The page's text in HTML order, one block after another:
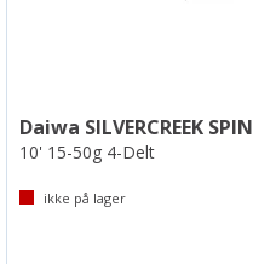
Daiwa SILVERCREEK SPIN
10' 15-50g 4-Delt
ikke på lager